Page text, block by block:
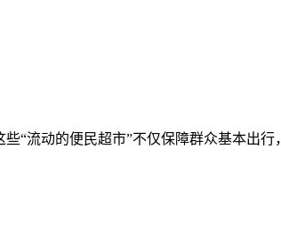
“流动的便民超市”不仅保障群众基本出行